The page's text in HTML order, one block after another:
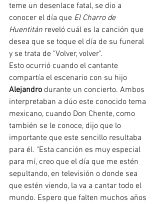
teme un desenlace fatal, se dio a
conocer el día que El Charro de
Huentitán reveló cuál es la canción que
desea que se toque el día de su funeral
y se trata de "Volver, volver".
Esto ocurrió cuando el cantante
compartía el escenario con su hijo
Alejandro durante un concierto. Ambos
interpretaban a dúo este conocido tema
mexicano, cuando Don Chente, como
también se le conoce, dijo que lo
importante que este sencillo resultaba
para él. "Esta canción es muy especial
para mí, creo que el día que me estén
sepultando, en televisión o donde sea
que estén viendo, la va a cantar todo el
mundo. Espero que falten muchos años